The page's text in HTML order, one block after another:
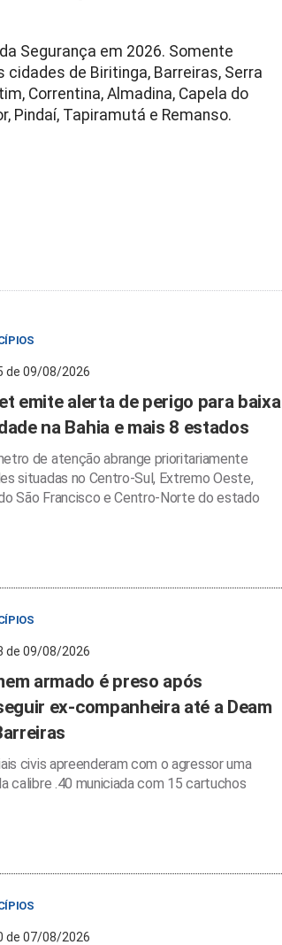
Segurança em 2026. Somente
de Biritinga, Barreiras, Serra
Correntina, Almadina, Capela do
Pindaí, Tapiramutá e Remanso.
de 09/08/2026
emite alerta de perigo para baixa
na Bahia e mais 8 estados
de atenção abrange prioritariamente
situadas no Centro-Sul, Extremo Oeste,
São Francisco e Centro-Norte do estado
de 09/08/2026
armado é preso após
ex-companheira até a Deam
civis apreenderam com o agressor uma
calibre .40 municiada com 15 cartuchos
de 07/08/2026